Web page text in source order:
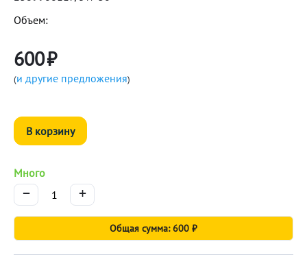
Объем:
600₽
(и другие предложения)
В корзину
Много
+
−
Общая сумма: 600 ₽